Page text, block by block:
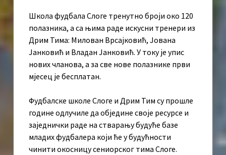
Школа фудбала Слоге тренутно броји око 120
полазника, а са њима раде искусни тренери из
Дрим Тима: Милован Врсајковић, Јована
Јанковић и Владан Јанковић. У току је упис
нових чланова, а за све нове полазнике први
мјесец је бесплатан.
Фудбалске школе Слоге и Дрим Тим су прошле
године одлучиле да обједине своје ресурсе и
заједнички раде на стварању будуће базе
младих фудбалера који ће у будућности
чинити окосницу сениорског тима Слоге.